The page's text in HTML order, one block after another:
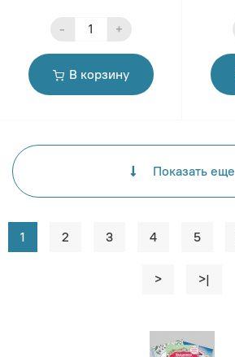
- +
В корзину
Показать еще
1 2 3 4 5
> >|